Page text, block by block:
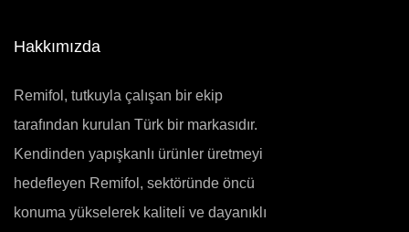
Hakkımızda
Remifol, tutkuyla çalışan bir ekip
tarafından kurulan Türk bir markasıdır.
Kendinden yapışkanlı ürünler üretmeyi
hedefleyen Remifol, sektöründe öncü
konuma yükselerek kaliteli ve dayanıklı